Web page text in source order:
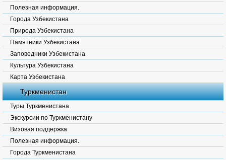
Полезная информация.
Города Узбекистана
Природа Узбекистана
Памятники Узбекистана
Заповедники Узбекистана
Культура Узбекистана
Карта Узбекистана
Туркменистан
Туры Туркменистана
Экскурсии по Туркменистану
Визовая поддержка
Полезная информация.
Города Туркменистана